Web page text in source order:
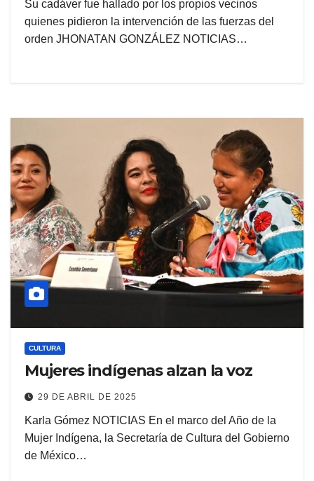
Su cadáver fue hallado por los propios vecinos
quienes pidieron la intervención de las fuerzas del
orden JHONATAN GONZÁLEZ NOTICIAS…
CULTURA
Mujeres indígenas alzan la voz
29 DE ABRIL DE 2025
Karla Gómez NOTICIAS En el marco del Año de la
Mujer Indígena, la Secretaría de Cultura del Gobierno
de México…